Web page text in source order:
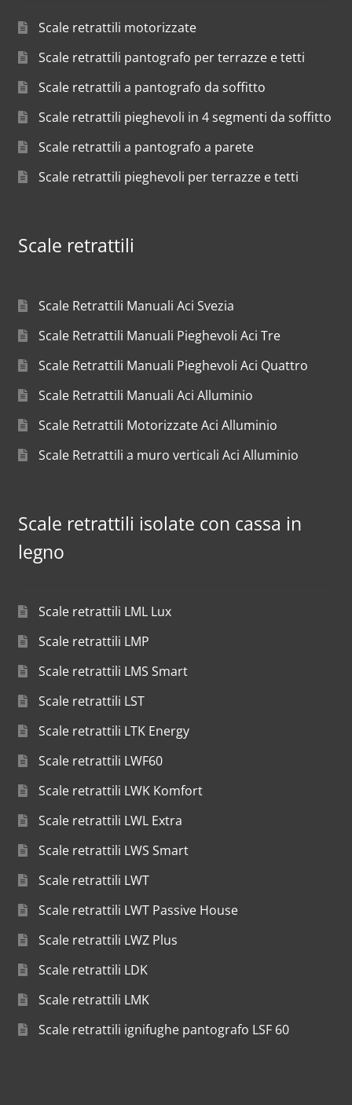
Scale retrattili motorizzate
Scale retrattili pantografo per terrazze e tetti
Scale retrattili a pantografo da soffitto
Scale retrattili pieghevoli in 4 segmenti da soffitto
Scale retrattili a pantografo a parete
Scale retrattili pieghevoli per terrazze e tetti
Scale retrattili
Scale Retrattili Manuali Aci Svezia
Scale Retrattili Manuali Pieghevoli Aci Tre
Scale Retrattili Manuali Pieghevoli Aci Quattro
Scale Retrattili Manuali Aci Alluminio
Scale Retrattili Motorizzate Aci Alluminio
Scale Retrattili a muro verticali Aci Alluminio
Scale retrattili isolate con cassa in
legno
Scale retrattili LML Lux
Scale retrattili LMP
Scale retrattili LMS Smart
Scale retrattili LST
Scale retrattili LTK Energy
Scale retrattili LWF60
Scale retrattili LWK Komfort
Scale retrattili LWL Extra
Scale retrattili LWS Smart
Scale retrattili LWT
Scale retrattili LWT Passive House
Scale retrattili LWZ Plus
Scale retrattili LDK
Scale retrattili LMK
Scale retrattili ignifughe pantografo LSF 60